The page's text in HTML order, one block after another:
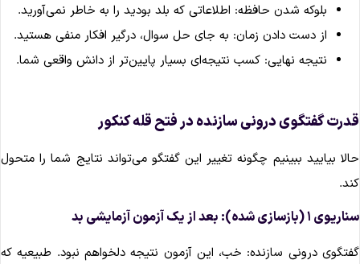
بلوکه شدن حافظه: اطلاعاتی که بلد بودید را به خاطر نمی‌آورید.
از دست دادن زمان: به جای حل سوال، درگیر افکار منفی هستید.
نتیجه نهایی: کسب نتیجه‌ای بسیار پایین‌تر از دانش واقعی شما.
گفتگوی درونی سازنده در فتح قله کنکور
بیایید ببینیم چگونه تغییر این گفتگو می‌تواند نتایج شما را متحول
۱ (بازسازی شده): بعد از یک آزمون آزمایشی بد
درونی سازنده: خب، این آزمون نتیجه دلخواهم نبود. طبیعیه که